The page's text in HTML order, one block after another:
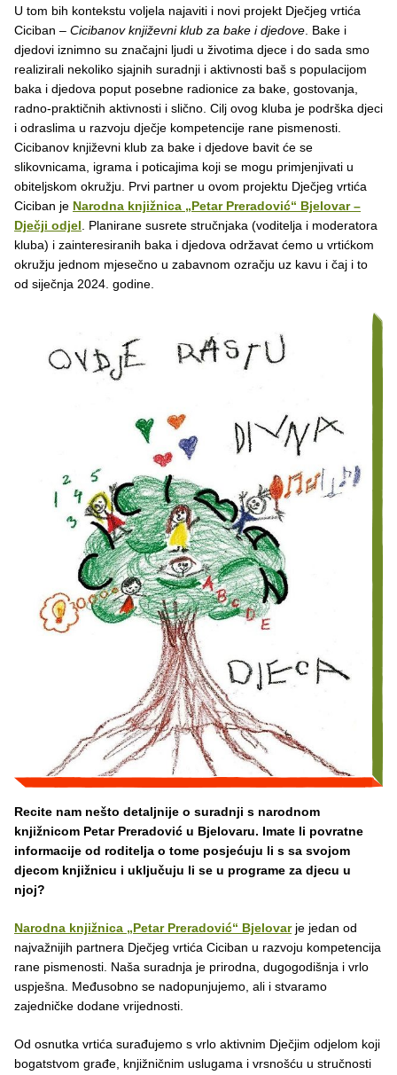
U tom bih kontekstu voljela najaviti i novi projekt Dječjeg vrtića
Ciciban – Cicibanov književni klub za bake i djedove . Bake i
djedovi iznimno su značajni ljudi u životima djece i do sada smo
realizirali nekoliko sjajnih suradnji i aktivnosti baš s populacijom
baka i djedova poput posebne radionice za bake, gostovanja,
radno-praktičnih aktivnosti i slično. Cilj ovog kluba je podrška djeci
i odraslima u razvoju dječje kompetencije rane pismenosti.
Cicibanov književni klub za bake i djedove bavit će se
slikovnicama, igrama i poticajima koji se mogu primjenjivati u
obiteljskom okružju. Prvi partner u ovom projektu Dječjeg vrtića
Ciciban je Narodna knjižnica „Petar Preradović“ Bjelovar –
Dječji odjel . Planirane susrete stručnjaka (voditelja i moderatora
kluba) i zainteresiranih baka i djedova održavat ćemo u vrtićkom
okružju jednom mjesečno u zabavnom ozračju uz kavu i čaj i to
od siječnja 2024. godine.
Recite nam nešto detaljnije o suradnji s narodnom
knjižnicom Petar Preradović u Bjelovaru. Imate li povratne
informacije od roditelja o tome posjećuju li s sa svojom
djecom knjižnicu i uključuju li se u programe za djecu u
njoj?
Narodna knjižnica „Petar Preradović“ Bjelovarje jedan od
najvažnijih partnera Dječjeg vrtića Ciciban u razvoju kompetencija
rane pismenosti. Naša suradnja je prirodna, dugogodišnja i vrlo
uspješna. Međusobno se nadopunjujemo, ali i stvaramo
zajedničke dodane vrijednosti.
Od osnutka vrtića surađujemo s vrlo aktivnim Dječjim odjelom koji
bogatstvom građe, knjižničnim uslugama i vrsnošću u stručnosti